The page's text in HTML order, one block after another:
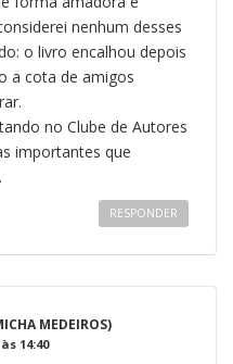
nenhum desses
o livro encalhou depois
a cota de amigos
no Clube de Autores
importantes que
RESPONDER
MEDEIROS)
14:40